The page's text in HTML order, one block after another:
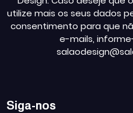
utilize mais os seus dados
consentimento para que
e-mails,
Siga-nos